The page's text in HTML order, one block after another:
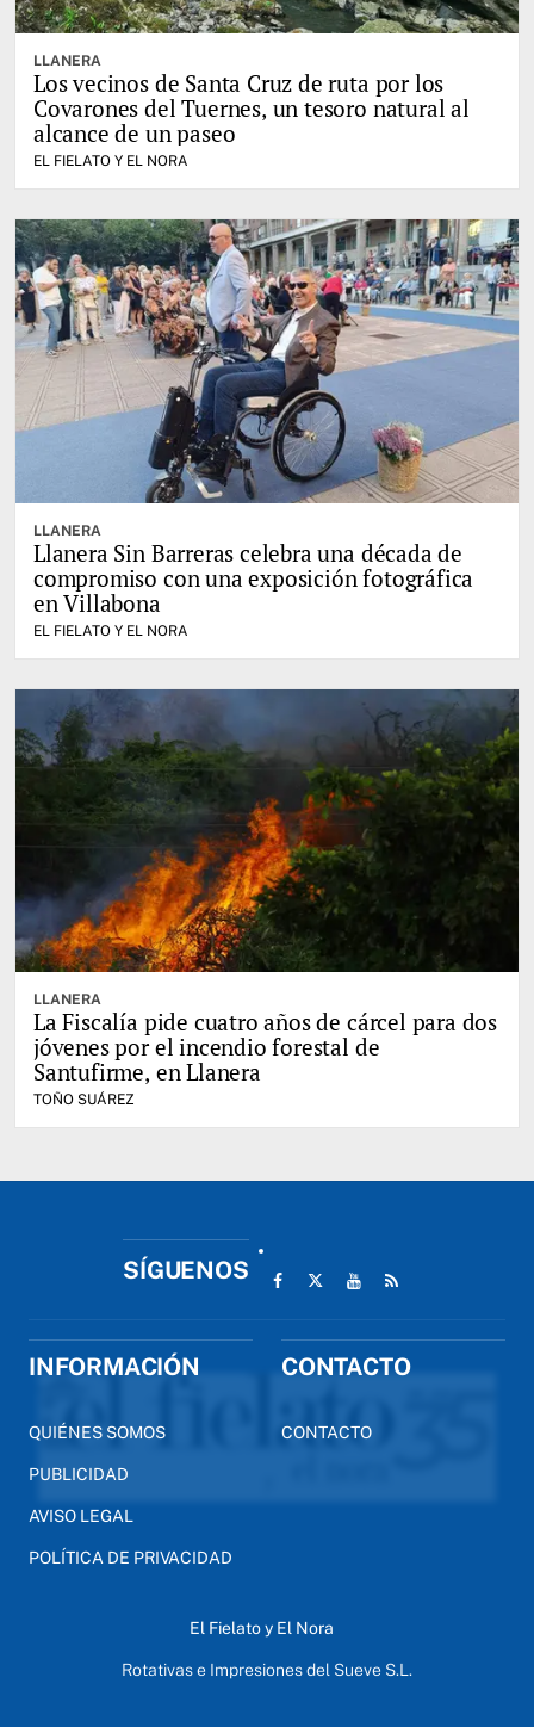
LLANERA
Los vecinos de Santa Cruz de ruta por los
Covarones del Tuernes, un tesoro natural al
alcance de un paseo
EL FIELATO Y EL NORA
LLANERA
Llanera Sin Barreras celebra una década de
compromiso con una exposición fotográfica
en Villabona
EL FIELATO Y EL NORA
LLANERA
La Fiscalía pide cuatro años de cárcel para dos
jóvenes por el incendio forestal de
Santufirme, en Llanera
TOÑO SUÁREZ
SÍGUENOS
INFORMACIÓN
QUIÉNES SOMOS
PUBLICIDAD
AVISO LEGAL
POLÍTICA DE PRIVACIDAD
CONTACTO
CONTACTO
El Fielato y El Nora
Rotativas e Impresiones del Sueve S.L.